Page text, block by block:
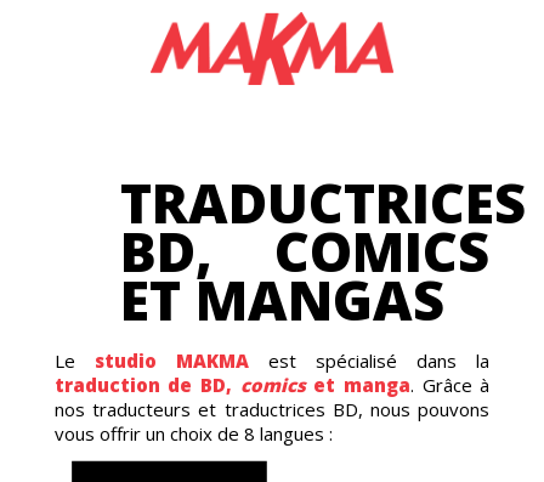
TRADUCTRICES
BD, COMICS
ET MANGAS
Le studio MAKMAest spécialisé dans la
traduction de BD, comicset manga. Grâce à
nos traducteurs et traductrices BD, nous pouvons
vous offrir un choix de 8 langues :